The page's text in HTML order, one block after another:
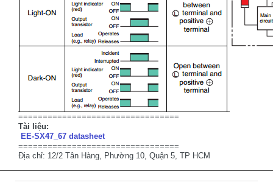
=================================
Tài liệu:
EE-SX47_67 datasheet
=================================
Địa chỉ: 12/2 Tân Hàng, Phường 10, Quận 5, TP HCM